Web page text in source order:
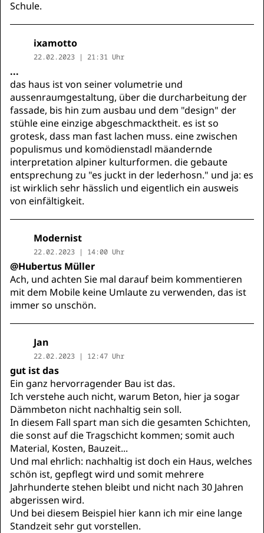
Schule.
ixamotto
22.02.2023 | 21:31 Uhr
...
das haus ist von seiner volumetrie und
aussenraumgestaltung, über die durcharbeitung der
fassade, bis hin zum ausbau und dem "design" der
stühle eine einzige abgeschmacktheit. es ist so
grotesk, dass man fast lachen muss. eine zwischen
populismus und komödienstadl mäandernde
interpretation alpiner kulturformen. die gebaute
entsprechung zu "es juckt in der lederhosn." und ja: es
ist wirklich sehr hässlich und eigentlich ein ausweis
von einfältigkeit.
Modernist
22.02.2023 | 14:00 Uhr
@Hubertus Müller
Ach, und achten Sie mal darauf beim kommentieren
mit dem Mobile keine Umlaute zu verwenden, das ist
immer so unschön.
Jan
22.02.2023 | 12:47 Uhr
gut ist das
Ein ganz hervorragender Bau ist das.
Ich verstehe auch nicht, warum Beton, hier ja sogar
Dämmbeton nicht nachhaltig sein soll.
In diesem Fall spart man sich die gesamten Schichten,
die sonst auf die Tragschicht kommen; somit auch
Material, Kosten, Bauzeit...
Und mal ehrlich: nachhaltig ist doch ein Haus, welches
schön ist, gepflegt wird und somit mehrere
Jahrhunderte stehen bleibt und nicht nach 30 Jahren
abgerissen wird.
Und bei diesem Beispiel hier kann ich mir eine lange
Standzeit sehr gut vorstellen.